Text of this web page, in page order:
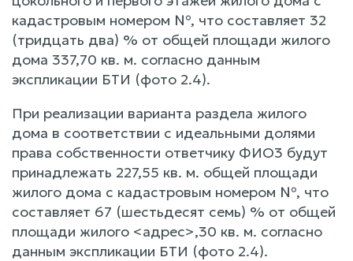
кадастровым номером №, что составляет 32
(тридцать два) % от общей площади жилого
дома 337,70 кв. м. согласно данным
экспликации БТИ (фото 2.4).
При реализации варианта раздела жилого
дома в соответствии с идеальными долями
права собственности ответчику ФИО3 будут
принадлежать 227,55 кв. м. общей площади
жилого дома с кадастровым номером №, что
составляет 67 (шестьдесят семь) % от общей
площади жилого <адрес>,30 кв. м. согласно
данным экспликации БТИ (фото 2.4).